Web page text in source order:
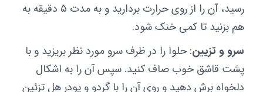
رسید، آن را از روی حرارت بردارید و به مدت ۵ دقیقه به
هم بزنید تا کمی خنک شود.
سرو و تزیین: حلوا را در ظرف سرو مورد نظر بریزید و با
پشت قاشق خوب صاف کنید. سپس آن را به اشکال
دلخواه برش دهید و روی آن را با گردو و پودر هل تزئین